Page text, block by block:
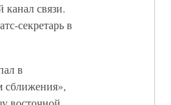
связи.
секретарь в
в
сближения»,